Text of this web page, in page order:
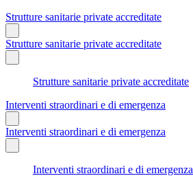
Strutture sanitarie private accreditate
Strutture sanitarie private accreditate
Strutture sanitarie private accreditate
Interventi straordinari e di emergenza
Interventi straordinari e di emergenza
Interventi straordinari e di emergenza